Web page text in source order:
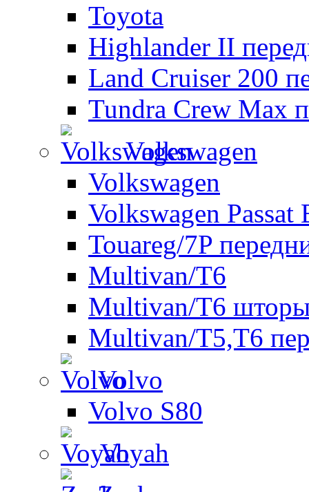
Toyota
Highlander II
Land Cruiser 200
Tundra Crew Max
Volkswagen
Volkswagen
Volkswagen Passat
Touareg/7P
Multivan/T6
Multivan/T6 шторы
Multivan/T5,T6
Volvo
Volvo S80
Voyah